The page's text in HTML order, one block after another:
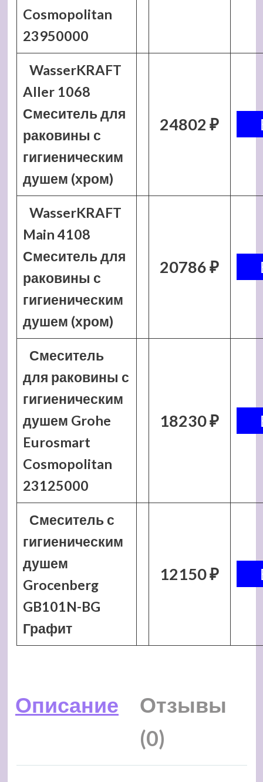
Cosmopolitan
23950000
WasserKRAFT
Aller 1068
Смеситель для
раковины с
гигиеническим
душем (хром)
24802 ₽
WasserKRAFT
Main 4108
Смеситель для
раковины с
гигиеническим
душем (хром)
20786 ₽
Смеситель
для раковины с
гигиеническим
душем Grohe
Eurosmart
Cosmopolitan
23125000
18230 ₽
Смеситель с
гигиеническим
душем
Grocenberg
GB101N-BG
Графит
12150 ₽
Описание
Отзывы
(0)